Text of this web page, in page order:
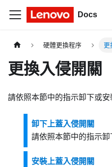
Docs
硬體更換程序 更
更換入侵開關
請依照本節中的指示卸下或安
卸下上蓋入侵開關
請依照本節中的指示卸
安裝上蓋入侵開關